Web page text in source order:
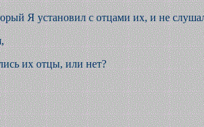
Я установил с отцами их, и не
их отцы, или нет?